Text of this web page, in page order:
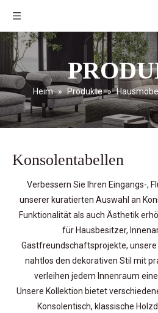
Heim » Produkte »
Konsolentabellen
Verbessern Sie Ihren Eingangs-,
unserer kuratierten Auswahl an
Funktionalität als auch Ästhetik
für Hausbesitzer,
Gastfreundschaftsprojekte,
nahtlos den dekorativen Stil mit
verleihen jedem Innenraum
Unsere Kollektion bietet
Konsolentisch, klassische